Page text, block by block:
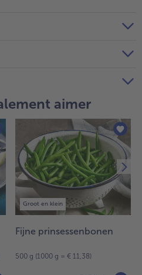
aimer
Groot en klein
Fijne prinsessenbonen
500 g (1000 g = € 11,38)